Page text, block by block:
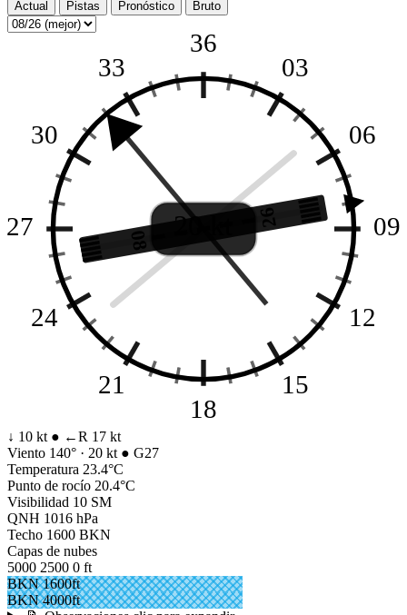
Actual Pistas Pronóstico Bruto
36
03
06
09
12
15
18
21
24
27
30
33
26
08
20 kt
↓ 10 kt ● ←R 17 kt
Viento 140° · 20 kt ● G27
Temperatura 23.4°C
Punto de rocío 20.4°C
Visibilidad 10 SM
QNH 1016 hPa
Techo 1600 BKN
Capas de nubes
5000 2500 0 ft
BKN 1600ft
BKN 4000ft